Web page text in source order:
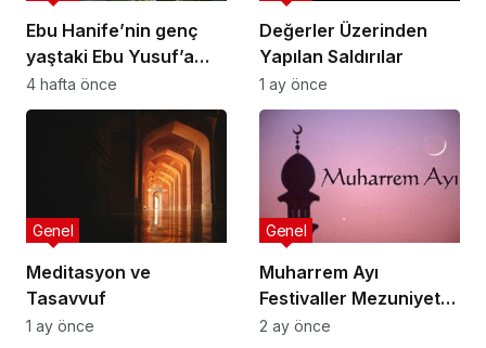
Ebu Hanife’nin genç
yaştaki Ebu Yusuf’a
nasihatlerinden
bazıları:
4 hafta önce
Değerler Üzerinden
Yapılan Saldırılar
1 ay önce
Meditasyon ve
Tasavvuf
Genel
1 ay önce
Muharrem Ayı
Festivaller Mezuniyet
Törenleri
Genel
2 ay önce